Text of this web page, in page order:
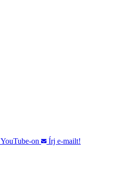
YouTube-on
Írj e-mailt!